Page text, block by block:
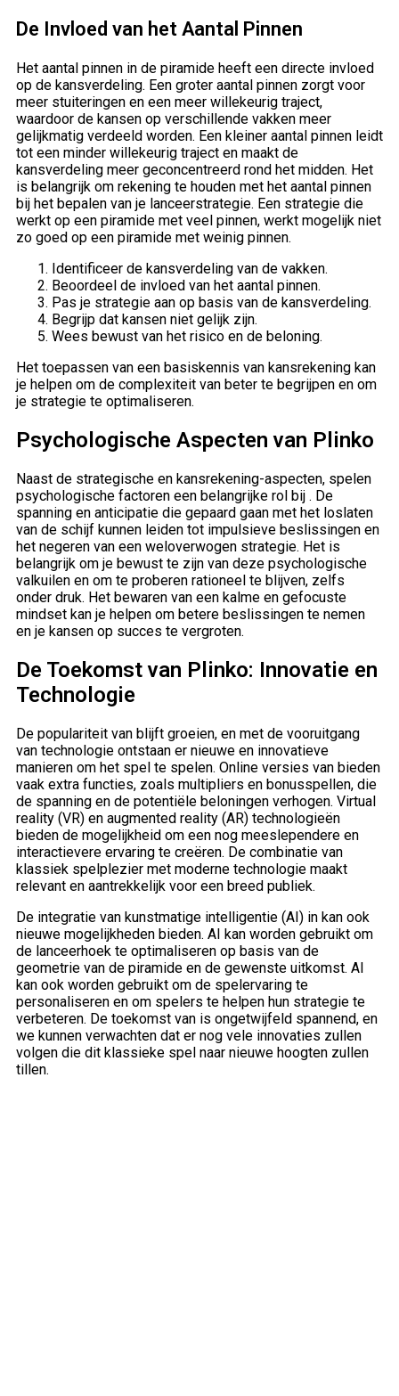
De Invloed van het Aantal Pinnen
Het aantal pinnen in de piramide heeft een directe invloed
op de kansverdeling. Een groter aantal pinnen zorgt voor
meer stuiteringen en een meer willekeurig traject,
waardoor de kansen op verschillende vakken meer
gelijkmatig verdeeld worden. Een kleiner aantal pinnen leidt
tot een minder willekeurig traject en maakt de
kansverdeling meer geconcentreerd rond het midden. Het
is belangrijk om rekening te houden met het aantal pinnen
bij het bepalen van je lanceerstrategie. Een strategie die
werkt op een piramide met veel pinnen, werkt mogelijk niet
zo goed op een piramide met weinig pinnen.
Identificeer de kansverdeling van de vakken.
Beoordeel de invloed van het aantal pinnen.
Pas je strategie aan op basis van de kansverdeling.
Begrijp dat kansen niet gelijk zijn.
Wees bewust van het risico en de beloning.
Het toepassen van een basiskennis van kansrekening kan
je helpen om de complexiteit van beter te begrijpen en om
je strategie te optimaliseren.
Psychologische Aspecten van Plinko
Naast de strategische en kansrekening-aspecten, spelen
psychologische factoren een belangrijke rol bij . De
spanning en anticipatie die gepaard gaan met het loslaten
van de schijf kunnen leiden tot impulsieve beslissingen en
het negeren van een weloverwogen strategie. Het is
belangrijk om je bewust te zijn van deze psychologische
valkuilen en om te proberen rationeel te blijven, zelfs
onder druk. Het bewaren van een kalme en gefocuste
mindset kan je helpen om betere beslissingen te nemen
en je kansen op succes te vergroten.
De Toekomst van Plinko: Innovatie en
Technologie
De populariteit van blijft groeien, en met de vooruitgang
van technologie ontstaan er nieuwe en innovatieve
manieren om het spel te spelen. Online versies van bieden
vaak extra functies, zoals multipliers en bonusspellen, die
de spanning en de potentiële beloningen verhogen. Virtual
reality (VR) en augmented reality (AR) technologieën
bieden de mogelijkheid om een nog meeslependere en
interactievere ervaring te creëren. De combinatie van
klassiek spelplezier met moderne technologie maakt
relevant en aantrekkelijk voor een breed publiek.
De integratie van kunstmatige intelligentie (AI) in kan ook
nieuwe mogelijkheden bieden. AI kan worden gebruikt om
de lanceerhoek te optimaliseren op basis van de
geometrie van de piramide en de gewenste uitkomst. AI
kan ook worden gebruikt om de spelervaring te
personaliseren en om spelers te helpen hun strategie te
verbeteren. De toekomst van is ongetwijfeld spannend, en
we kunnen verwachten dat er nog vele innovaties zullen
volgen die dit klassieke spel naar nieuwe hoogten zullen
tillen.